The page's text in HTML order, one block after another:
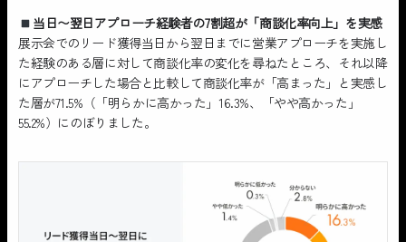
当日〜翌日アプローチ経験者の7割超が「商談化率向上」を実感
展示会でのリード獲得当日から翌日までに営業アプローチを実施し
た経験のある層に対して商談化率の変化を尋ねたところ、それ以降
にアプローチした場合と比較して商談化率が「高まった」と実感し
た層が71.5%（「明らかに高かった」16.3%、「やや高かった」
55.2%）にのぼりました。